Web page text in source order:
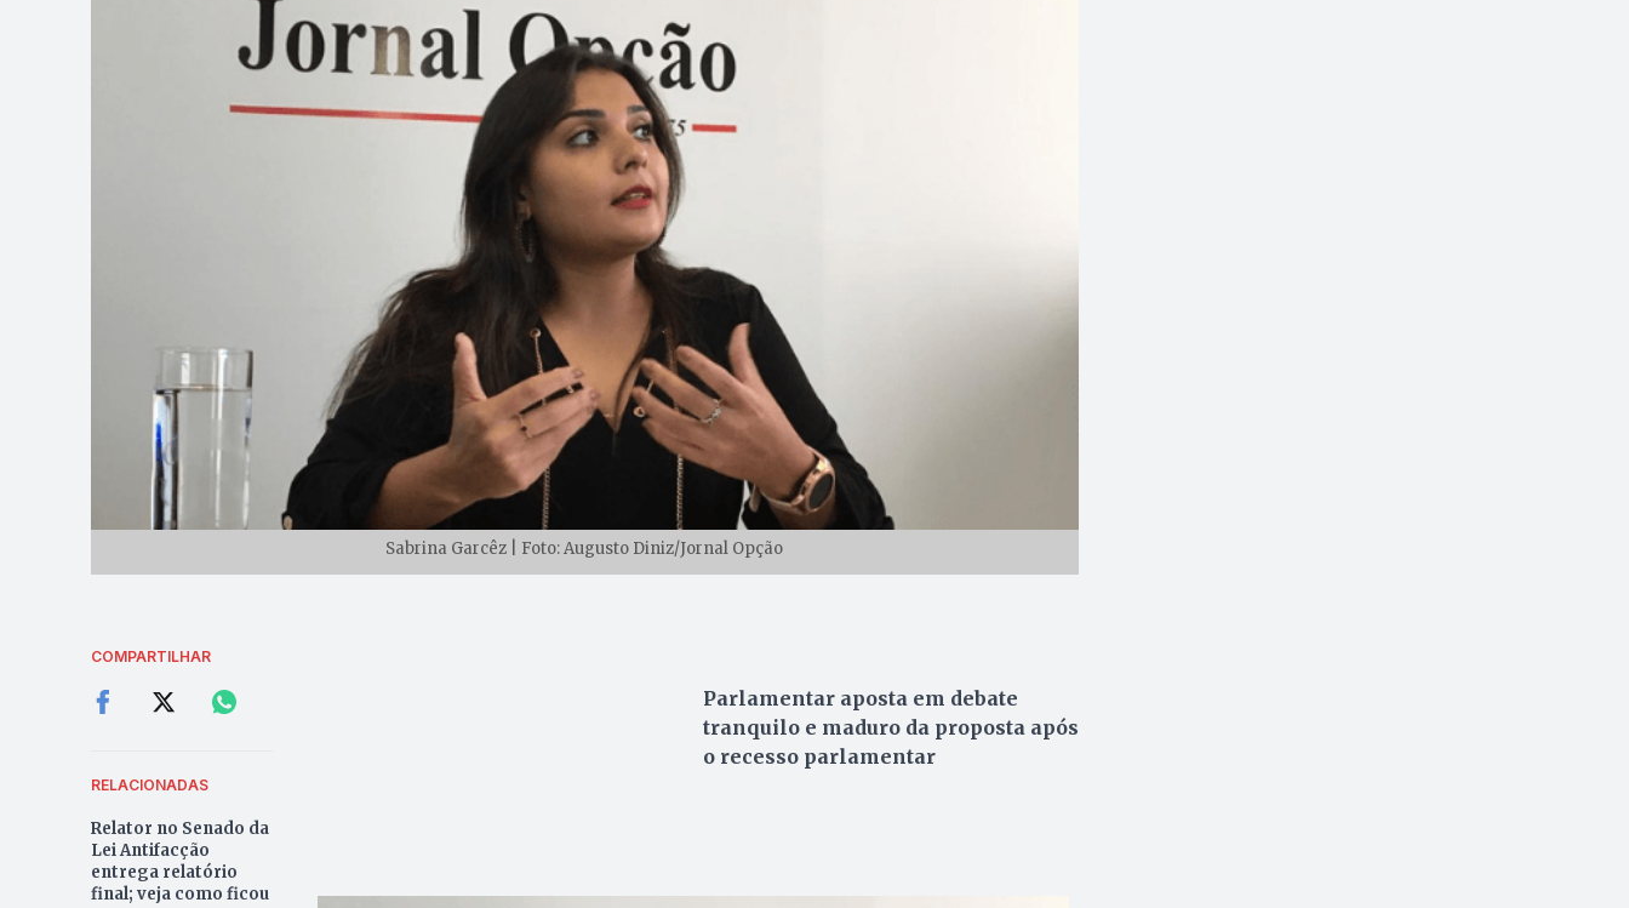
Sabrina Garcêz | Foto: Augusto Diniz/Jornal Opção
COMPARTILHAR
RELACIONADAS
Relator no Senado da
Lei Antifacção
entrega relatório
final; veja como ficou
Parlamentar aposta em debate
tranquilo e maduro da proposta após
o recesso parlamentar